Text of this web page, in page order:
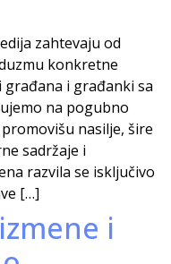
zahtevaju od
konkretne
i građanki sa
na pogubno
nasilje, šire
sadržaje i
razvila se isključivo
[…]
i